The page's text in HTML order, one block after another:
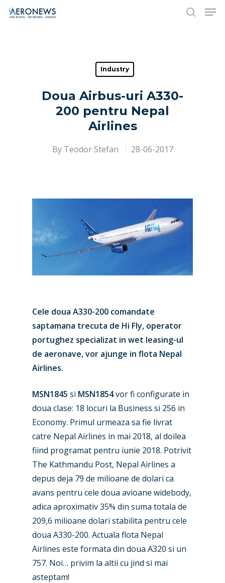
Hit enter to search or ESC to close
Industry
Doua Airbus-uri A330-
200 pentru Nepal
Airlines
By Teodor Stefan 28-06-2017
Cele doua A330-200 comandate
saptamana trecuta de Hi Fly, operator
portughez specializat in wet leasing-ul
de aeronave, vor ajunge in flota Nepal
Airlines.
MSN1845 si MSN1854vor fi configurate in
doua clase: 18 locuri la Business si 256 in
Economy. Primul urmeaza sa fie livrat
catre Nepal Airlines in mai 2018, al doilea
fiind programat pentru iunie 2018. Potrivit
The Kathmandu Post, Nepal Airlines a
depus deja 79 de milioane de dolari ca
avans pentru cele doua avioane widebody,
adica aproximativ 35% din suma totala de
209,6 milioane dolari stabilita pentru cele
doua A330-200. Actuala flota Nepal
Airlines este formata din doua A320 si un
757. Noi… privim la altii cu jind si mai
asteptam!
New Routes
Industry
Accidents / Incidents
Airshows
Dubai 2025
Paris 2025
Farnborough 2024
Paris 2023
Farnborough 2022
Dubai 2019
Business Jets
Military
Trip Reports
Marketplace
Jobs